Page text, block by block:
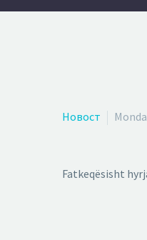
Новост
Fatkeqësisht